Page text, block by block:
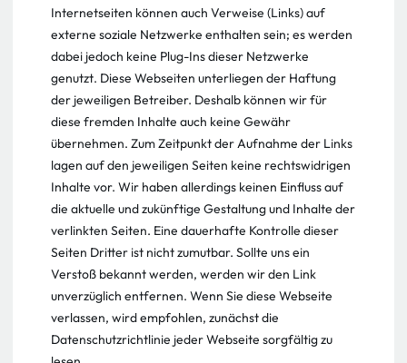
Internetseiten können auch Verweise (Links) auf
externe soziale Netzwerke enthalten sein; es werden
dabei jedoch keine Plug-Ins dieser Netzwerke
genutzt. Diese Webseiten unterliegen der Haftung
der jeweiligen Betreiber. Deshalb können wir für
diese fremden Inhalte auch keine Gewähr
übernehmen. Zum Zeitpunkt der Aufnahme der Links
lagen auf den jeweiligen Seiten keine rechtswidrigen
Inhalte vor. Wir haben allerdings keinen Einfluss auf
die aktuelle und zukünftige Gestaltung und Inhalte der
verlinkten Seiten. Eine dauerhafte Kontrolle dieser
Seiten Dritter ist nicht zumutbar. Sollte uns ein
Verstoß bekannt werden, werden wir den Link
unverzüglich entfernen. Wenn Sie diese Webseite
verlassen, wird empfohlen, zunächst die
Datenschutzrichtlinie jeder Webseite sorgfältig zu